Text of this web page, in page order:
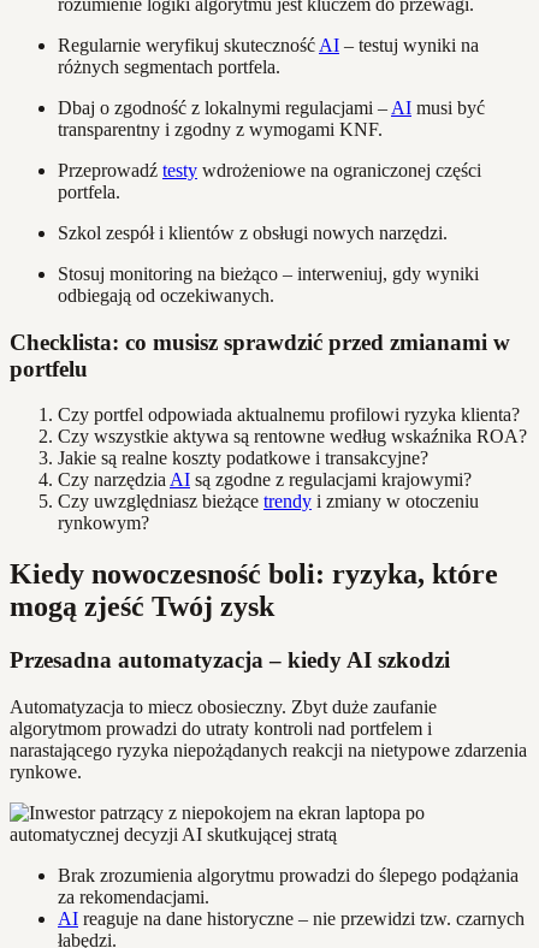
rozumienie logiki algorytmu jest kluczem do przewagi.
Regularnie weryfikuj skuteczność AI – testuj wyniki na
różnych segmentach portfela.
Dbaj o zgodność z lokalnymi regulacjami – AI musi być
transparentny i zgodny z wymogami KNF.
Przeprowadź testy wdrożeniowe na ograniczonej części
portfela.
Szkol zespół i klientów z obsługi nowych narzędzi.
Stosuj monitoring na bieżąco – interweniuj, gdy wyniki
odbiegają od oczekiwanych.
Checklista: co musisz sprawdzić przed zmianami w
portfelu
Czy portfel odpowiada aktualnemu profilowi ryzyka klienta?
Czy wszystkie aktywa są rentowne według wskaźnika ROA?
Jakie są realne koszty podatkowe i transakcyjne?
Czy narzędziaAI są zgodne z regulacjami krajowymi?
Czy uwzględniasz bieżące trendy i zmiany w otoczeniu
rynkowym?
Kiedy nowoczesność boli: ryzyka, które
mogą zjeść Twój zysk
Przesadna automatyzacja – kiedy AI szkodzi
Automatyzacja to miecz obosieczny. Zbyt duże zaufanie
algorytmom prowadzi do utraty kontroli nad portfelem i
narastającego ryzyka niepożądanych reakcji na nietypowe zdarzenia
rynkowe.
Brak zrozumienia algorytmu prowadzi do ślepego podążania
za rekomendacjami.
AI reaguje na dane historyczne – nie przewidzi tzw. czarnych
łabędzi.